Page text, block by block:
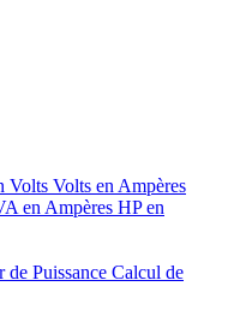
Volts Volts en Ampères
en Ampères HP en
de Puissance Calcul de